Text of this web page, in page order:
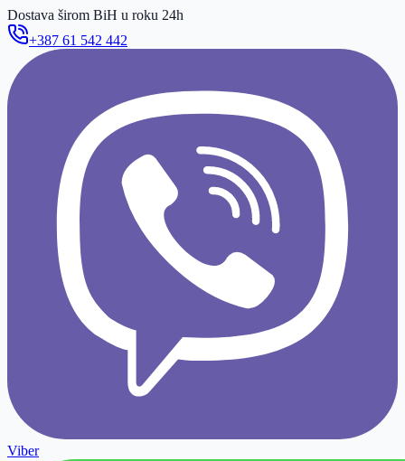
Dostava širom BiH u roku 24h
+387 61 542 442
Viber